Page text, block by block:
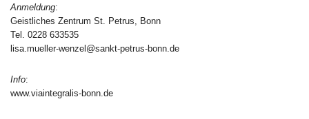
Anmeldung:
Geistliches Zentrum St. Petrus, Bonn
Tel. 0228 633535
lisa.mueller-wenzel@sankt-petrus-bonn.de
Info:
www.viaintegralis-bonn.de